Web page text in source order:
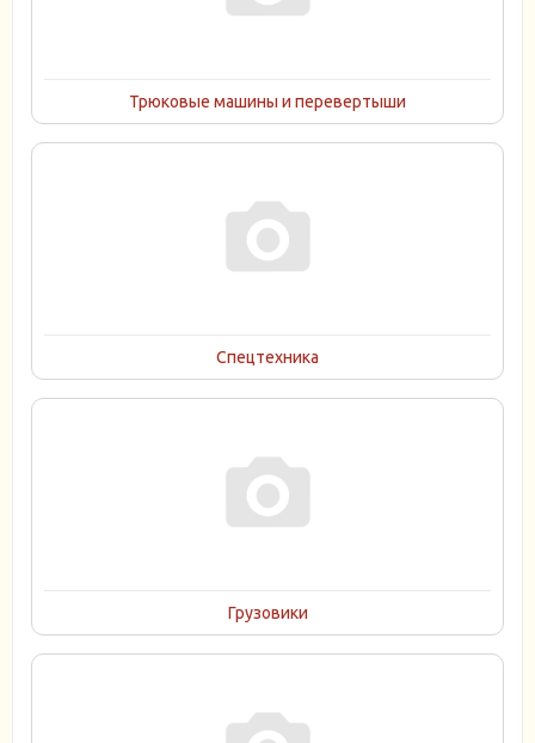
Трюковые машины и перевертыши
Спецтехника
Грузовики